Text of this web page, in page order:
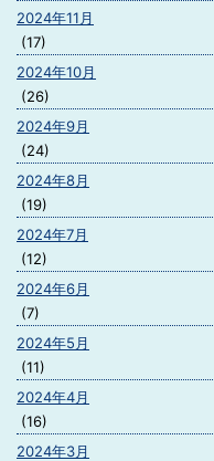
2024年11月
(17)
2024年10月
(26)
2024年9月
(24)
2024年8月
(19)
2024年7月
(12)
2024年6月
(7)
2024年5月
(11)
2024年4月
(16)
2024年3月